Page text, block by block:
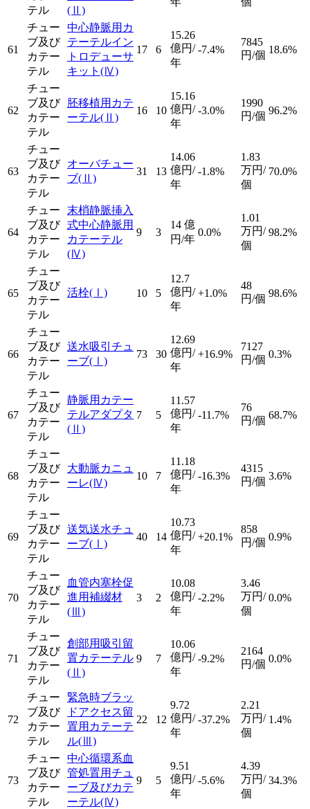
テル
(Ⅱ)
61
チュー
ブ及び
カテー
テル
中心静脈用カ
テーテルイン
トロデューサ
キット (Ⅳ)
17 6
15.26
億円/
年
-7.4%
7845
円/個 18.6%
62
チュー
ブ及び
カテー
テル
胚移植用カテ
ーテル(Ⅱ)
16 10
15.16
億円/
年
-3.0%
1990
円/個 96.2%
63
チュー
ブ及び
カテー
テル
オーバチュー
ブ(Ⅱ)
31 13
14.06
億円/
年
-1.8%
1.83
万円/
個
70.0%
64
チュー
ブ及び
カテー
テル
末梢静脈挿入
式中心静脈用
カテーテル
(Ⅳ)
9 3
14 億
円/年
0.0%
1.01
万円/
個
98.2%
65
チュー
ブ及び
カテー
テル
活栓(Ⅰ) 10 5
12.7
億円/
年
+1.0%
48
円/個 98.6%
66
チュー
ブ及び
カテー
テル
送水吸引チュ
ーブ(Ⅰ)
73 30
12.69
億円/
年
+16.9%
7127
円/個 0.3%
67
チュー
ブ及び
カテー
テル
静脈用カテー
テルアダプタ
(Ⅱ)
7 5
11.57
億円/
年
-11.7%
76
円/個 68.7%
68
チュー
ブ及び
カテー
テル
大動脈カニュ
ーレ(Ⅳ)
10 7
11.18
億円/
年
-16.3%
4315
円/個 3.6%
69
チュー
ブ及び
カテー
テル
送気送水チュ
ーブ(Ⅰ)
40 14
10.73
億円/
年
+20.1%
858
円/個 0.9%
70
チュー
ブ及び
カテー
テル
血管内塞栓促
進用補綴材
(Ⅲ)
3 2
10.08
億円/
年
-2.2%
3.46
万円/
個
0.0%
71
チュー
ブ及び
カテー
テル
創部用吸引留
置カテーテル
(Ⅱ)
9 7
10.06
億円/
年
-9.2%
2164
円/個 0.0%
72
チュー
ブ及び
カテー
テル
緊急時ブラッ
ドアクセス留
置用カテーテ
ル(Ⅲ)
22 12
9.72
億円/
年
-37.2%
2.21
万円/
個
1.4%
73
チュー
ブ及び
カテー
テル
中心循環系血
管処置用チュ
ーブ及びカテ
ーテル(Ⅳ)
9 5
9.51
億円/
年
-5.6%
4.39
万円/
個
34.3%